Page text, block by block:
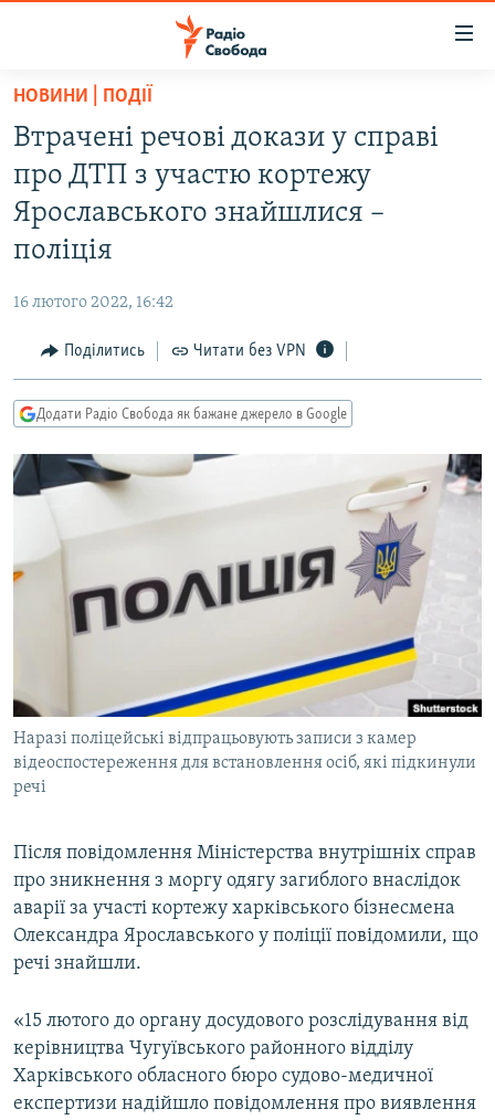
Перейти
основного
матеріалу
Перейти
до
основної
Перейти
пошуку
ВСЕ ЗА ДОБУ
СТАТТІ
ПОЛІТИКА
КУЛЬТУРА
СПОРТ
ВІЙНА
ДОНБАС.РЕАЛІЇ
КРИМ.РЕАЛІЇ
ТИ ЯК?
ПРИАЗОВ’Я
КИТАЙ.ВИКЛИКИ
МУЛЬТИМЕДІА
ФОТО
СПЕЦПРОЄКТИ
КРИМ РЕАЛІЇ
РУС
КТАТ
ДОЛУЧАЙСЯ!
Усі сайти RFE/RL
НОВИНИ | ПОДІЇ
Втрачені речові докази у справі
про ДТП з участю кортежу
Ярославського знайшлися –
поліція
16 лютого 2022, 16:42
Поділитись Читати без VPN
Додати Радіо Свобода як бажане джерело в Google
Наразі поліцейські відпрацьовують записи з камер
відеоспостереження для встановлення осіб, які підкинули
речі
Після повідомлення Міністерства внутрішніх справ
про зникнення з моргу одягу загиблого внаслідок
аварії за участі кортежу харківського бізнесмена
Олександра Ярославського у поліції повідомили, що
речі знайшли.
«15 лютого до органу досудового розслідування від
керівництва Чугуївського районного відділу
Харківського обласного бюро судово-медичної
експертизи надійшло повідомлення про виявлення